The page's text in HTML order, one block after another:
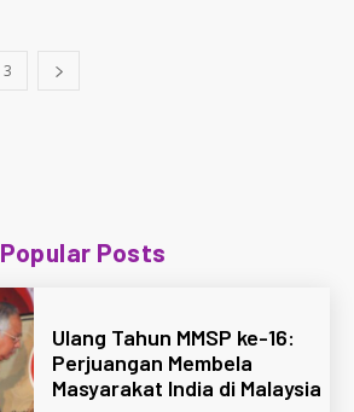
3
Popular Posts
Ulang Tahun MMSP ke-16:
Perjuangan Membela
Masyarakat India di Malaysia